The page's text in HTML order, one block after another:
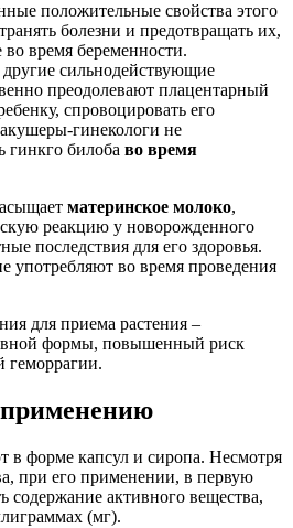
положительные свойства этого
болезни и предотвращать их,
во время беременности.
сильнодействующие
преодолевают плацентарный
спровоцировать его
гинекологи не
гинкго билоба во время
материнское молоко,
реакцию у новорожденного
последствия для его здоровья.
употребляют во время проведения
для приема растения –
формы, повышенный риск
геморрагии.
в форме капсул и сиропа. Несмотря
при его применении, в первую
содержание активного вещества,
(мг).